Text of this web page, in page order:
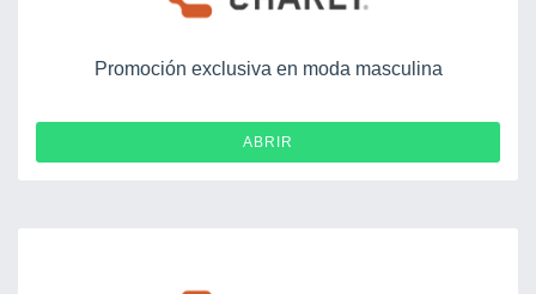
Promoción exclusiva en moda masculina
ABRIR